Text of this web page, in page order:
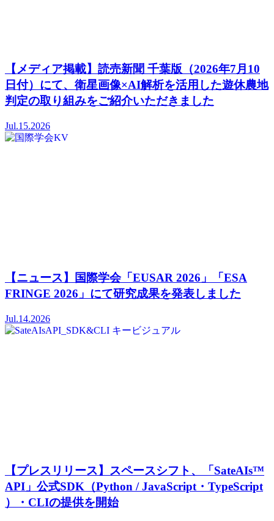
【メディア掲載】読売新聞 千葉版（2026年7月10
日付）にて、衛星画像×AI解析を活用した遊休農地
判定の取り組みをご紹介いただきました
Jul.15.2026
【ニュース】国際学会「EUSAR 2026」「ESA
FRINGE 2026」にて研究成果を発表しました
Jul.14.2026
【プレスリリース】スペースシフト、「SateAIs™
API」公式SDK（Python / JavaScript・TypeScript
）・CLIの提供を開始